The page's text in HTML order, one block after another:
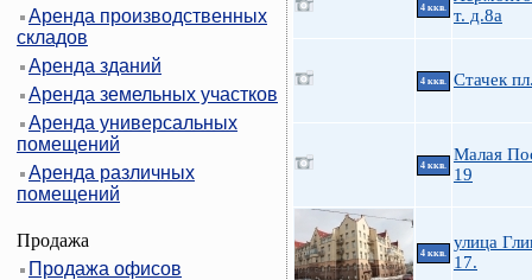
Аренда производственных
складов
Аренда зданий
Аренда земельных участков
Аренда универсальных
помещений
Аренда различных
помещений
Продажа
Продажа офисов
4 ккв.
т. д.8а
4 ккв. Стачек
4 ккв.
Малая
19
4 ккв.
улица
17.